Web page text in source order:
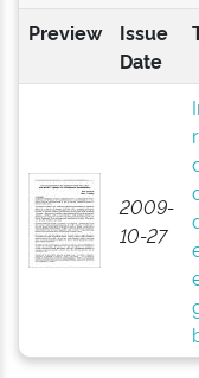
Preview
Issue
Date
2009-
10-27